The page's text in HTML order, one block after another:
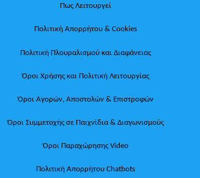
Πως Λειτουργεί
Πολιτική Απορρήτου & Cookies
Πολιτική Πλουραλισμού και Διαφάνειας
Όροι Χρήσης και Πολιτική Λειτουργίας
Όροι Αγορών, Αποστολών & Επιστροφών
Όροι Συμμετοχής σε Παιχνίδια & Διαγωνισμούς
Όροι Παραχώρησης Video
Πολιτική Απορρήτου Chatbots